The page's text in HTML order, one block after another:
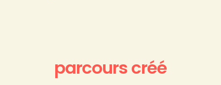
parcours créé